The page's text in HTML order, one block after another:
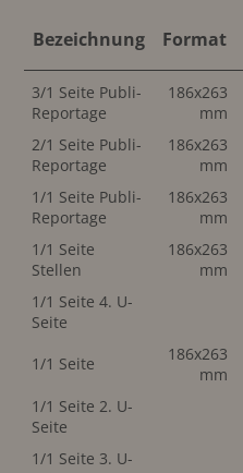
Bezeichnung Format
3/1 Seite Publi-
Reportage
186x263
mm
2/1 Seite Publi-
Reportage
186x263
mm
1/1 Seite Publi-
Reportage
186x263
mm
1/1 Seite
Stellen
186x263
mm
1/1 Seite 4. U-
Seite
1/1 Seite
186x263
mm
1/1 Seite 2. U-
Seite
1/1 Seite 3. U-